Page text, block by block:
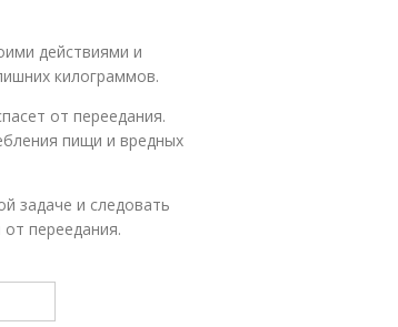
действиями и
килограммов.
от переедания.
пищи и вредных
задаче и следовать
переедания.